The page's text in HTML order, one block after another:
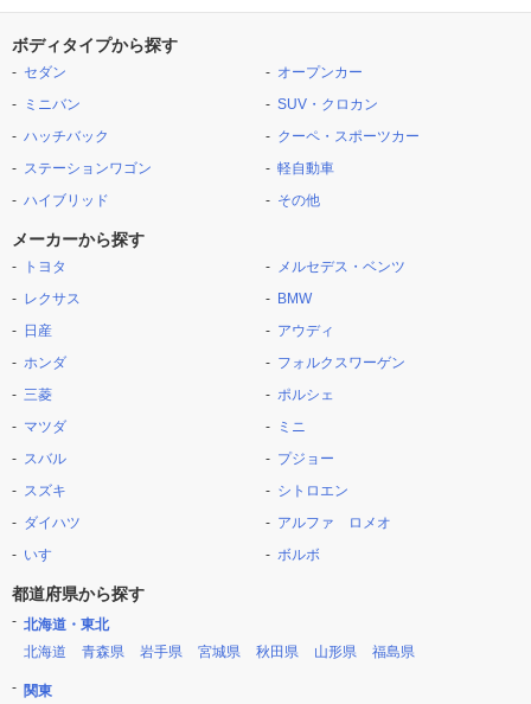
ボディタイプから探す
セダン
ミニバン
ハッチバック
ステーションワゴン
ハイブリッド
オープンカー
SUV・クロカン
クーペ・スポーツカー
軽自動車
その他
メーカーから探す
トヨタ
レクサス
日産
ホンダ
三菱
マツダ
スバル
スズキ
ダイハツ
いすゞ
メルセデス・ベンツ
BMW
アウディ
フォルクスワーゲン
ポルシェ
ミニ
プジョー
シトロエン
アルファ ロメオ
ボルボ
都道府県から探す
北海道・東北
北海道
青森県 岩手県 宮城県 秋田県 山形県 福島県
関東